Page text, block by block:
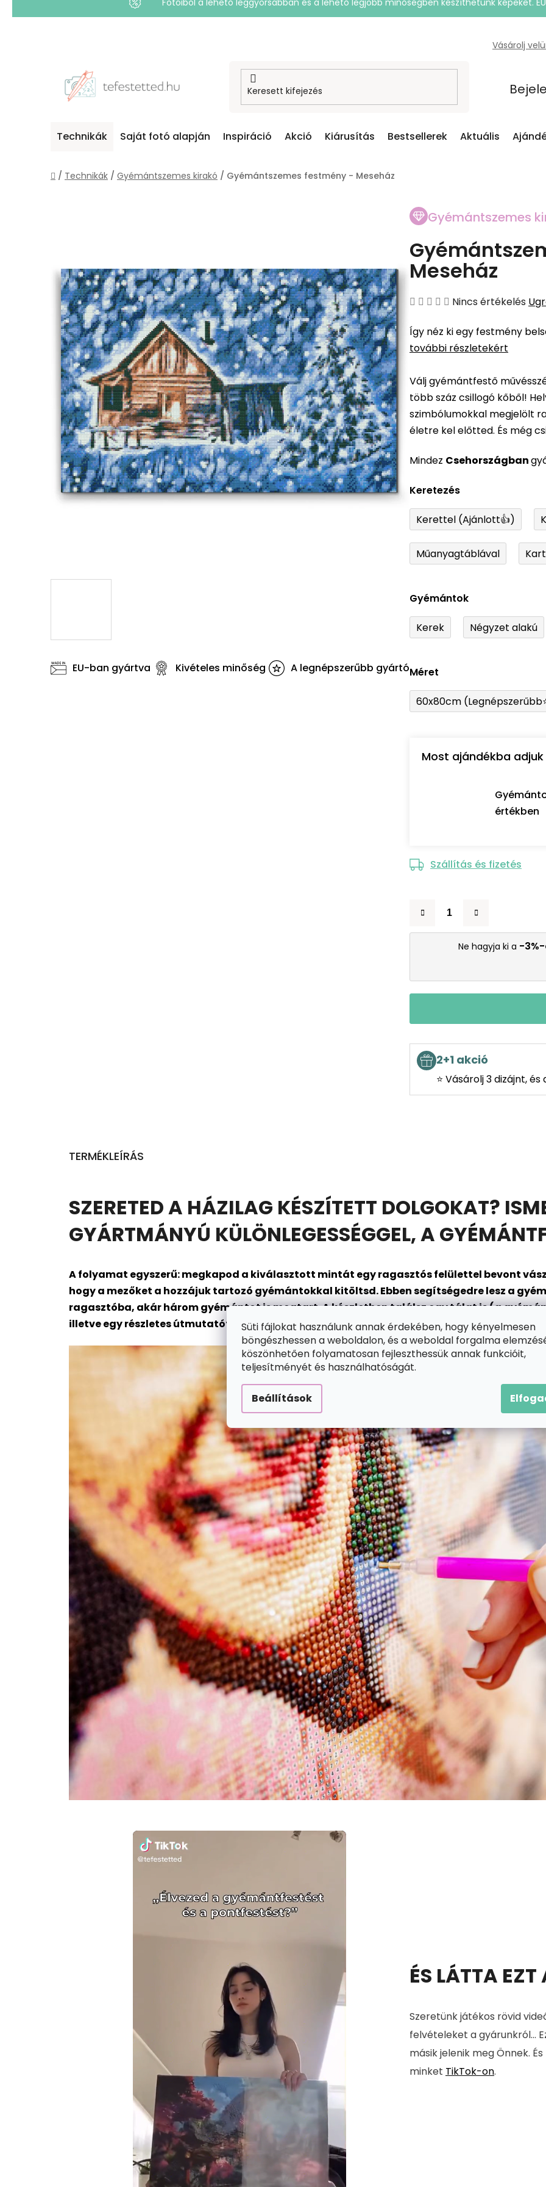
Süti fájlokat használunk annak érdekében, hogy kényelmesen
böngészhessen a weboldalon, és a weboldal forgalma
köszönhetően folyamatosan fejleszthessük annak funkcióit,
teljesítményét és használhatóságát.
Beállítások
Fotóiból a lehető leggyorsabban és a lehető legjobb minőségben készíthetünk képeket.
Vásárolj
Technikák Saját fotó alapján Inspiráció Akció Kiárusítás Bestsellerek Aktuális
Kezdőlap
/ Technikák / Gyémántszemes kirakó / Gyémántszemes festmény - Meseház
Gyémántszemes
Meseház
A
átlagos
értékelése
ből
0,0
csillag.
Nincs értékelés
Így néz ki egy festmény
további részletekért
Válj gyémántfestő
több száz csillogó kőből!
szimbólumokkal megjelölt
életre kel előtted. És még
Mindez Csehországban
Keretezés
Kerettel (Ajánlott👍)
Műanyagtáblával
Gyémántok
Kerek Négyzet alakú
Méret
60x80cm
Most ajándékba
értékben
Szállítás és fizetés
Ne hagyja ki a -
2+1 akció
⭐ Vásárolj 3 dizájnt,
EU-ban gyártva Kivételes minőség A legnépszerűbb gyártó
TERMÉKLEÍRÁS
SZERETED A HÁZILAG KÉSZÍTETT DOLGOKAT?
GYÁRTMÁNYÚ KÜLÖNLEGESSÉGGEL, A
A folyamat egyszerű: megkapod a kiválasztott mintát egy ragasztós felülettel bevont
hogy a mezőket a hozzájuk tartozó gyémántokkal kitöltsd. Ebben segítségedre lesz a
ragasztóba, akár három gyémántot is megtart. A készletben találsz egy tálat is (a
illetve egy részletes útmutatót is. Készen állsz arra, hogy belépj a szórakozás csillogó
ÉS LÁTTA
Szeretünk játékos rövid
felvételeket a gyárunkról...
másik jelenik meg Önnek.
minket TikTok-on.